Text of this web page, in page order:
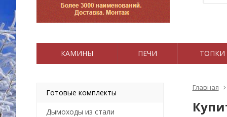
КАМИНЫ ПЕЧИ ТОПКИ
Главная
Готовые комплекты
Дымоходы из стали